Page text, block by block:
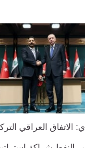
الاتفاق العراقي